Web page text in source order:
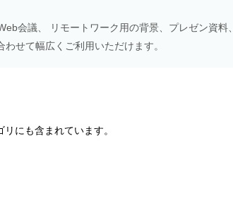
会議、 リモートワーク用の背景、プレゼン資料、
せて幅広くご利用いただけます。
にも含まれています。